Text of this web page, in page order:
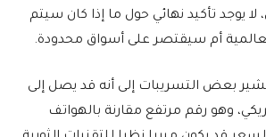
لا يوجد تأكيد نهائي حول ما إذا كان سيتم
أم سيقتصر على أسواق محدودة.
بعض التسريبات إلى أنه قد يصل إلى
دولار أمريكي، وهو رقم مرتفع مقارنة بالهواتف